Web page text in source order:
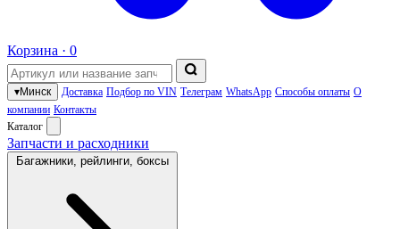
Корзина · 0
▾Минск Доставка Подбор по VIN Телеграм WhatsApp Способы оплаты О
компании Контакты
Каталог
Запчасти и расходники
Багажники, рейлинги, боксы